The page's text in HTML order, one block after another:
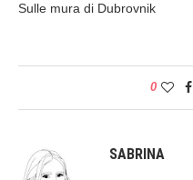
Sulle mura di Dubrovnik
0
SABRINA